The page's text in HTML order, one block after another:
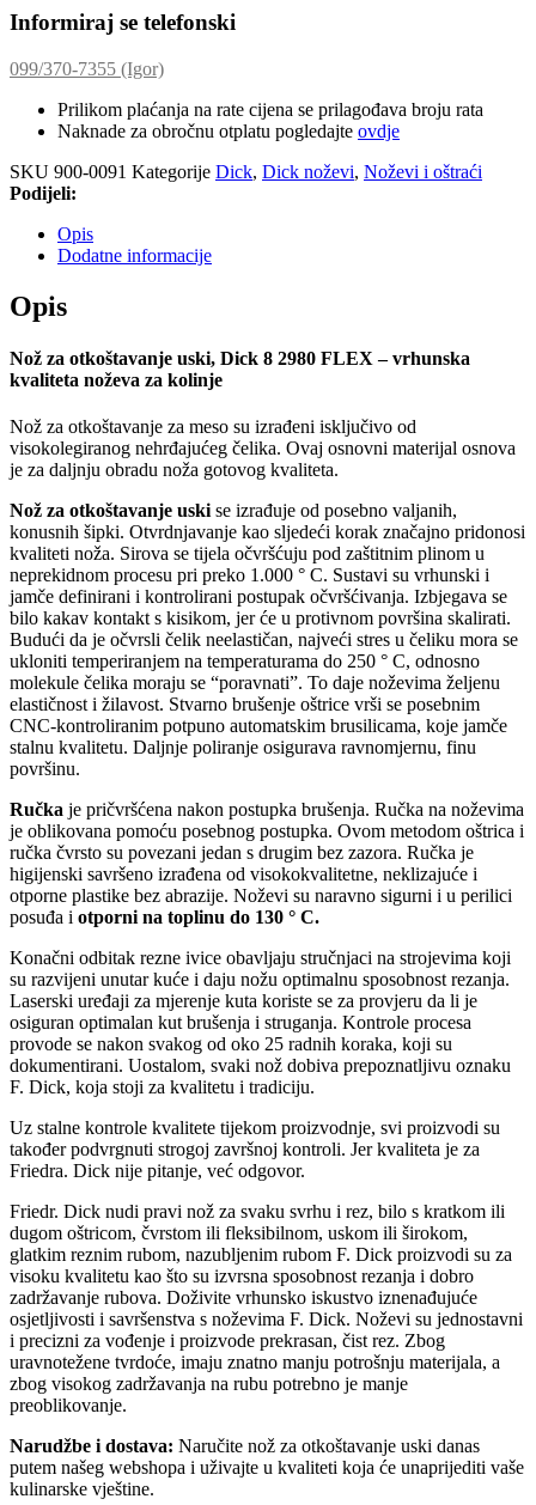
Informiraj se telefonski
099/370-7355 (Igor)
Prilikom plaćanja na rate cijena se prilagođava broju rata
Naknade za obročnu otplatu pogledajte ovdje
SKU 900-0091 Kategorije Dick, Dick noževi, Noževi i oštraći
Podijeli:
Opis
Dodatne informacije
Opis
Nož za otkoštavanje uski, Dick 8 2980 FLEX – vrhunska
kvaliteta noževa za kolinje
Nož za otkoštavanje za meso su izrađeni isključivo od
visokolegiranog nehrđajućeg čelika. Ovaj osnovni materijal osnova
je za daljnju obradu noža gotovog kvaliteta.
Nož za otkoštavanje uskise izrađuje od posebno valjanih,
konusnih šipki. Otvrdnjavanje kao sljedeći korak značajno pridonosi
kvaliteti noža. Sirova se tijela očvršćuju pod zaštitnim plinom u
neprekidnom procesu pri preko 1.000 ° C. Sustavi su vrhunski i
jamče definirani i kontrolirani postupak očvršćivanja. Izbjegava se
bilo kakav kontakt s kisikom, jer će u protivnom površina skalirati.
Budući da je očvrsli čelik neelastičan, najveći stres u čeliku mora se
ukloniti temperiranjem na temperaturama do 250 ° C, odnosno
molekule čelika moraju se “poravnati”. To daje noževima željenu
elastičnost i žilavost. Stvarno brušenje oštrice vrši se posebnim
CNC-kontroliranim potpuno automatskim brusilicama, koje jamče
stalnu kvalitetu. Daljnje poliranje osigurava ravnomjernu, finu
površinu.
Ručka je pričvršćena nakon postupka brušenja. Ručka na noževima
je oblikovana pomoću posebnog postupka. Ovom metodom oštrica i
ručka čvrsto su povezani jedan s drugim bez zazora. Ručka je
higijenski savršeno izrađena od visokokvalitetne, neklizajuće i
otporne plastike bez abrazije. Noževi su naravno sigurni i u perilici
posuđa i otporni na toplinu do 130 ° C.
Konačni odbitak rezne ivice obavljaju stručnjaci na strojevima koji
su razvijeni unutar kuće i daju nožu optimalnu sposobnost rezanja.
Laserski uređaji za mjerenje kuta koriste se za provjeru da li je
osiguran optimalan kut brušenja i struganja. Kontrole procesa
provode se nakon svakog od oko 25 radnih koraka, koji su
dokumentirani. Uostalom, svaki nož dobiva prepoznatljivu oznaku
F. Dick, koja stoji za kvalitetu i tradiciju.
Uz stalne kontrole kvalitete tijekom proizvodnje, svi proizvodi su
također podvrgnuti strogoj završnoj kontroli. Jer kvaliteta je za
Friedra. Dick nije pitanje, već odgovor.
Friedr. Dick nudi pravi nož za svaku svrhu i rez, bilo s kratkom ili
dugom oštricom, čvrstom ili fleksibilnom, uskom ili širokom,
glatkim reznim rubom, nazubljenim rubom F. Dick proizvodi su za
visoku kvalitetu kao što su izvrsna sposobnost rezanja i dobro
zadržavanje rubova. Doživite vrhunsko iskustvo iznenađujuće
osjetljivosti i savršenstva s noževima F. Dick. Noževi su jednostavni
i precizni za vođenje i proizvode prekrasan, čist rez. Zbog
uravnotežene tvrdoće, imaju znatno manju potrošnju materijala, a
zbog visokog zadržavanja na rubu potrebno je manje
preoblikovanje.
Narudžbe i dostava: Naručite nož za otkoštavanje uski danas
putem našeg webshopa i uživajte u kvaliteti koja će unaprijediti vaše
kulinarske vještine.